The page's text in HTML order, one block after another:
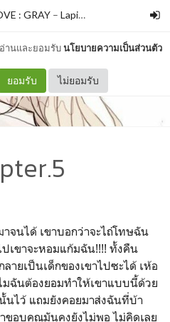
านและยอมรับนโยบายความเป็นส่วนตัว
ยอมรับ ไม่ยอมรับ
: GRAY – Lapietà
จนได้ เขาบอกว่าจะไถ่โทษฉัน
เขาจะหอมแก้มฉัน!!!! ทั้งคืน
ายเป็นเด็กของเขาไปซะได้ เห้อ
มฉันต้องยอมทำให้เขาแบบนี้ด้วย
นไว้ แถมยังคอยมาส่งฉันที่บ้า
ขอบคุณมันคงยังไม่พอ ไม่คิดเลย